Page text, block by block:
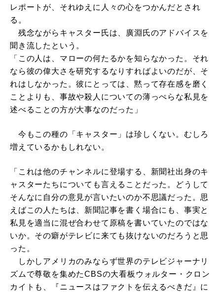
レポートが、それゆえに人々の心をつかんだとされ
る。
残念ながらキャスター氏は、廣淵氏のアドバイスを
聞き流したという。
「この人は、マローの何たるかを知らなかった。それ
なら彼の偉大さを研究するなりすればよいのだが、そ
れはしなかった。彼にとっては、黙って存在感を磨く
ことよりも、事故や殺人についての薄っぺらな私見を
述べることの方が大事なのだった」
今もこの種の「キャスター」は珍しくない。むしろ
増えているかもしれない。
「これは他のチャンネルに登場する、新聞社出身のキ
ャスターたちについても言えることだった。どうして
そんなに自分の意見が言いたいのか不思議だった。思
えばこの人たちは、新聞記事を書く場合にも、事実と
私見を適当に混ぜ合わせて原稿を書いていたのではな
いか。その癖がテレビに来ても抜けないのだろうと思
った。
しかしアメリカのみならず世界のテレビジャーナリ
ズムで尊敬を集めたCBSの大看板ウォルター・クロン
カイトも、『ニュースはファクトを伝えるべきだ』に